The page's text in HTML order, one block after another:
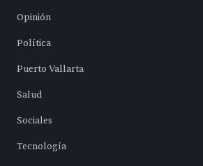
Opinión
Política
Puerto Vallarta
Salud
Sociales
Tecnología